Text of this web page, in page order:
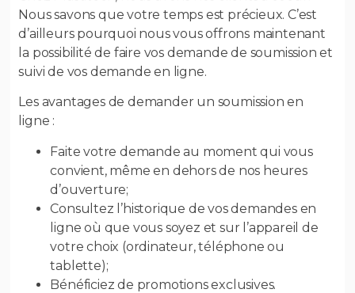
Nous savons que votre temps est précieux. C’est
d’ailleurs pourquoi nous vous offrons maintenant
la possibilité de faire vos demande de soumission et
suivi de vos demande en ligne.
Les avantages de demander un soumission en
ligne :
Faite votre demande au moment qui vous
convient, même en dehors de nos heures
d’ouverture;
Consultez l’historique de vos demandes en
ligne où que vous soyez et sur l’appareil de
votre choix (ordinateur, téléphone ou
tablette);
Bénéficiez de promotions exclusives.